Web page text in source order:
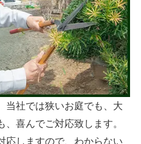
当社では狭いお庭でも、大
喜んでご対応致します。
応しますので、わからない